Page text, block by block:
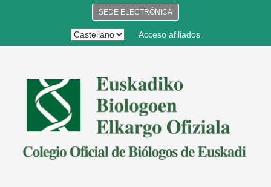
SEDE ELECTRÓNICA
Acceso afiliados